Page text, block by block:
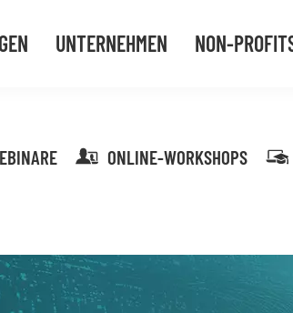
UNTERNEHMEN NON-
ONLINE-WORKSHOPS